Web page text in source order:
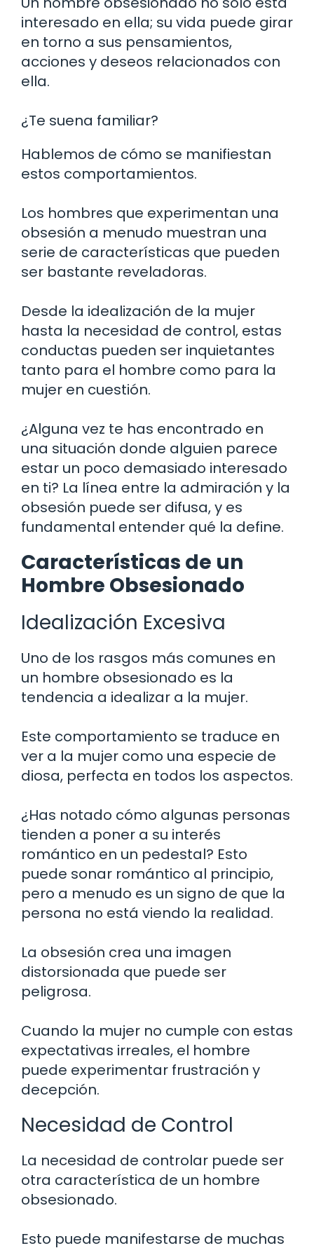
interesado en ella; su vida puede girar
en torno a sus pensamientos,
acciones y deseos relacionados con
ella.
¿Te suena familiar?
Hablemos de cómo se manifiestan
estos comportamientos.
Los hombres que experimentan una
obsesión a menudo muestran una
serie de características que pueden
ser bastante reveladoras.
Desde la idealización de la mujer
hasta la necesidad de control, estas
conductas pueden ser inquietantes
tanto para el hombre como para la
mujer en cuestión.
¿Alguna vez te has encontrado en
una situación donde alguien parece
estar un poco demasiado interesado
en ti? La línea entre la admiración y la
obsesión puede ser difusa, y es
fundamental entender qué la define.
Características de un
Hombre Obsesionado
Idealización Excesiva
Uno de los rasgos más comunes en
un hombre obsesionado es la
tendencia a idealizar a la mujer.
Este comportamiento se traduce en
ver a la mujer como una especie de
diosa, perfecta en todos los aspectos.
¿Has notado cómo algunas personas
tienden a poner a su interés
romántico en un pedestal? Esto
puede sonar romántico al principio,
pero a menudo es un signo de que la
persona no está viendo la realidad.
La obsesión crea una imagen
distorsionada que puede ser
peligrosa.
Cuando la mujer no cumple con estas
expectativas irreales, el hombre
puede experimentar frustración y
decepción.
Necesidad de Control
La necesidad de controlar puede ser
otra característica de un hombre
obsesionado.
Esto puede manifestarse de muchas